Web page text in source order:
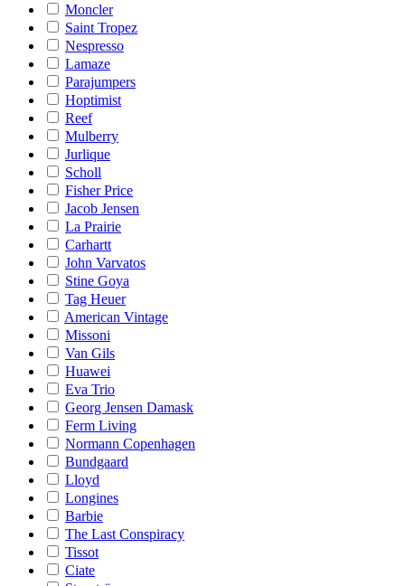
Moncler
Saint Tropez
Nespresso
Lamaze
Parajumpers
Hoptimist
Reef
Mulberry
Jurlique
Scholl
Fisher Price
Jacob Jensen
La Prairie
Carhartt
John Varvatos
Stine Goya
Tag Heuer
American Vintage
Missoni
Van Gils
Huawei
Eva Trio
Georg Jensen Damask
Ferm Living
Normann Copenhagen
Bundgaard
Lloyd
Longines
Barbie
The Last Conspiracy
Tissot
Ciate